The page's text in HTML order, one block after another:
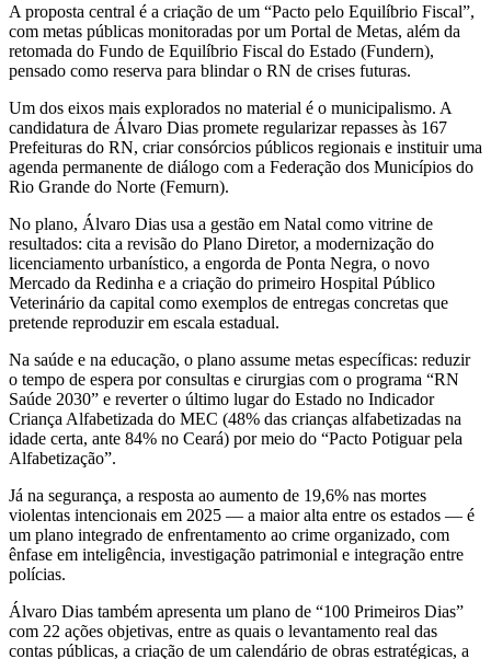
A proposta central é a criação de um “Pacto pelo Equilíbrio Fiscal”,
com metas públicas monitoradas por um Portal de Metas, além da
retomada do Fundo de Equilíbrio Fiscal do Estado (Fundern),
pensado como reserva para blindar o RN de crises futuras.
Um dos eixos mais explorados no material é o municipalismo. A
candidatura de Álvaro Dias promete regularizar repasses às 167
Prefeituras do RN, criar consórcios públicos regionais e instituir uma
agenda permanente de diálogo com a Federação dos Municípios do
Rio Grande do Norte (Femurn).
No plano, Álvaro Dias usa a gestão em Natal como vitrine de
resultados: cita a revisão do Plano Diretor, a modernização do
licenciamento urbanístico, a engorda de Ponta Negra, o novo
Mercado da Redinha e a criação do primeiro Hospital Público
Veterinário da capital como exemplos de entregas concretas que
pretende reproduzir em escala estadual.
Na saúde e na educação, o plano assume metas específicas: reduzir
o tempo de espera por consultas e cirurgias com o programa “RN
Saúde 2030” e reverter o último lugar do Estado no Indicador
Criança Alfabetizada do MEC (48% das crianças alfabetizadas na
idade certa, ante 84% no Ceará) por meio do “Pacto Potiguar pela
Alfabetização”.
Já na segurança, a resposta ao aumento de 19,6% nas mortes
violentas intencionais em 2025 — a maior alta entre os estados — é
um plano integrado de enfrentamento ao crime organizado, com
ênfase em inteligência, investigação patrimonial e integração entre
polícias.
Álvaro Dias também apresenta um plano de “100 Primeiros Dias”
com 22 ações objetivas, entre as quais o levantamento real das
contas públicas, a criação de um calendário de obras estratégicas, a